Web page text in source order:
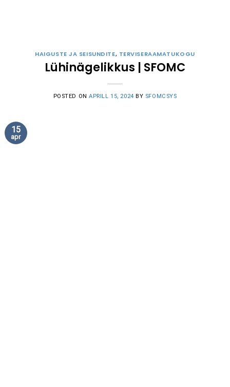
HAIGUSTE JA SEISUNDITE, TERVISERAAMATUKOGU
Lühinägelikkus | SFOMC
POSTED ONAPRILL 15, 2024 BY SFOMCSYS
15
apr